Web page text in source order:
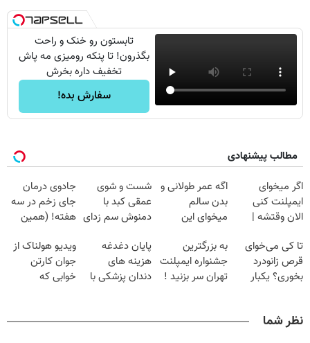
تابستون رو خنک و راحت
بگذرون! تا پنکه رومیزی مه پاش
تخفیف داره بخرش
سفارش بده!
مطالب پیشنهادی
اگر میخوای
ایمپلنت کنی
الان وقتشه |
میلیون تومان!!!
اگه عمر طولانی و
بدن سالم
میخوای این
تخفیف بخر
شست و شوی
عمقی کبد با
دمنوش سم زدای
جادوی درمان
جای زخم در سه
هفته! (همین
صحبت کنید)
تا کی می‌خوای
قرص زانودرد
بخوری؟ یکبار
به بزرگترین
جشنواره ایمپلنت
تهران سر بزنید !
پایان دغدغه
هزینه های
دندان پزشکی با
ویدیو هولناک از
جوان کارتن
خوابی که
نظر شما